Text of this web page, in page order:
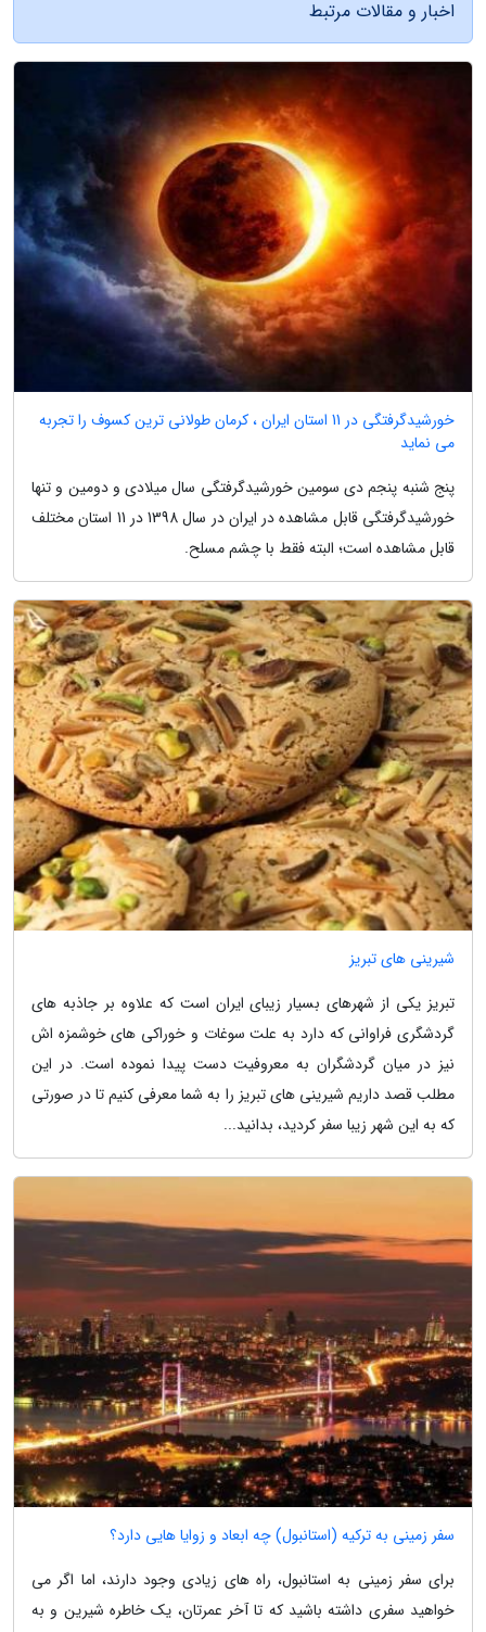
اخبار و مقالات مرتبط
خورشیدگرفتگی در 11 استان ایران ، کرمان طولانی ترین کسوف را تجربه
می نماید
پنج شنبه پنجم دی سومین خورشیدگرفتگی سال میلادی و دومین و تنها
خورشیدگرفتگی قابل مشاهده در ایران در سال 1398 در 11 استان مختلف
قابل مشاهده است؛ البته فقط با چشم مسلح.
شیرینی های تبریز
تبریز یکی از شهرهای بسیار زیبای ایران است که علاوه بر جاذبه های
گردشگری فراوانی که دارد به علت سوغات و خوراکی های خوشمزه اش
نیز در میان گردشگران به معروفیت دست پیدا نموده است. در این
مطلب قصد داریم شیرینی های تبریز را به شما معرفی کنیم تا در صورتی
که به این شهر زیبا سفر کردید، بدانید...
سفر زمینی به ترکیه (استانبول) چه ابعاد و زوایا هایی دارد؟
برای سفر زمینی به استانبول، راه های زیادی وجود دارند، اما اگر می
خواهید سفری داشته باشید که تا آخر عمرتان، یک خاطره شیرین و به